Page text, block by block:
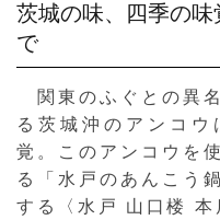
茨城の味、四季の味
で
関東のふぐとの異
る茨城沖のアンコウ
覚。このアンコウを
る「水戸のあんこう
する〈水戸 山口楼 本